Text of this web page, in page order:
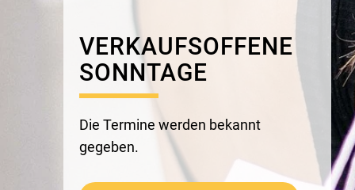
VERKAUFSOFFENE
SONNTAGE
Die Termine werden bekannt
gegeben.